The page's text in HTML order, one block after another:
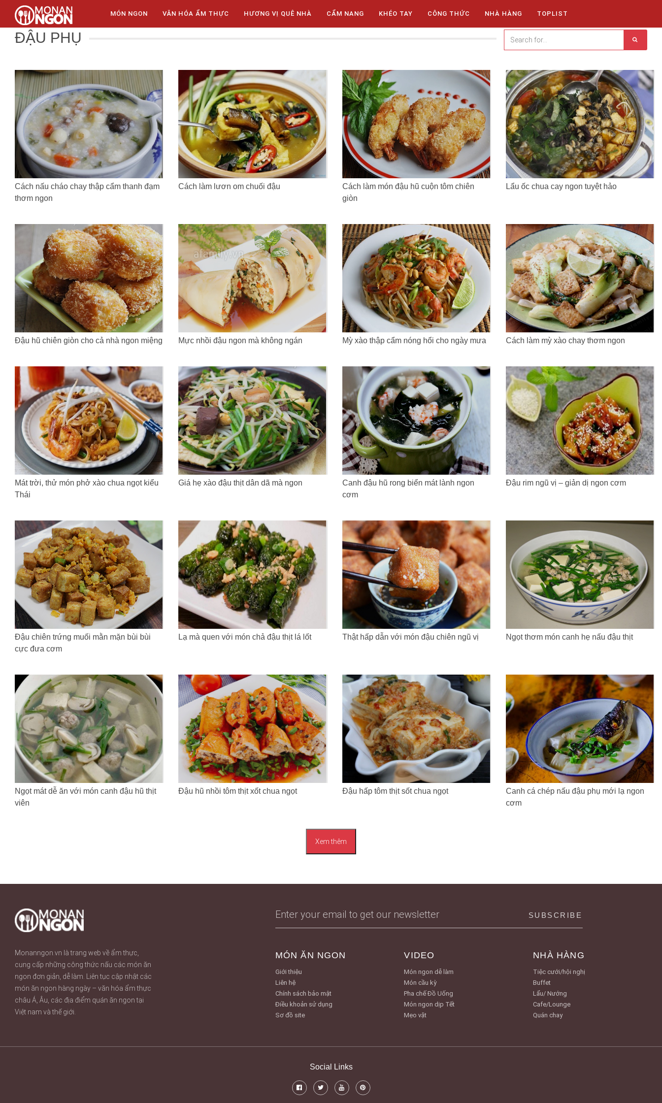
MÓN NGON VĂN HÓA ẨM THỰC HƯƠNG VỊ QUÊ NHÀ CẨM NANG KHÉO TAY CÔNG THỨC NHÀ HÀNG TOPLIST
ĐẬU PHỤ
Cách nấu cháo chay thập cẩm thanh đạm
thơm ngon
Cách làm lươn om chuối đậu
Cách làm món đậu hũ cuộn tôm chiên
giòn
Lẩu ốc chua cay ngon tuyệt hảo
Đậu hũ chiên giòn cho cả nhà ngon miệng Mực nhồi đậu ngon mà không ngán Mỳ xào thập cẩm nóng hổi cho ngày mưa Cách làm mỳ xào chay thơm ngon
Mát trời, thử món phở xào chua ngọt kiểu
Thái
Giá hẹ xào đậu thịt dân dã mà ngon
Canh đậu hũ rong biển mát lành ngon
cơm
Đậu rim ngũ vị – giản dị ngon cơm
Đậu chiên trứng muối mằn mặn bùi bùi
cực đưa cơm
Lạ mà quen với món chả đậu thịt lá lốt Thật hấp dẫn với món đậu chiên ngũ vị Ngọt thơm món canh hẹ nấu đậu thịt
Ngọt mát dễ ăn với món canh đậu hũ thịt
viên
Đậu hũ nhồi tôm thịt xốt chua ngọt Đậu hấp tôm thịt sốt chua ngọt
Canh cá chép nấu đậu phụ mới lạ ngon
cơm
Xem thêm
Monanngon.vn là trang web về ẩm thực,
cung cấp những công thức nấu các món ăn
ngon đơn giản, dễ làm. Liên tục cập nhật các
món ăn ngon hàng ngày – văn hóa ẩm thực
châu Á, Âu, các địa điểm quán ăn ngon tại
Việt nam và thế giới.
MÓN ĂN NGON
Giới thiệu
Liên hệ
Chính sách bảo mật
Điều khoản sử dụng
Sơ đồ site
VIDEO
Món ngon dễ làm
Món cầu kỳ
Pha chế Đồ Uống
Món ngon dịp Tết
Mẹo vặt
NHÀ HÀNG
Tiệc cưới/hội nghị
Buffet
Lẩu/ Nướng
Cafe/Lounge
Quán chay
Social Links